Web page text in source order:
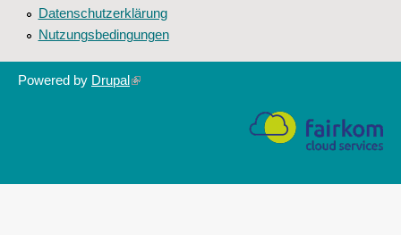
Datenschutzerklärung
Nutzungsbedingungen
Powered by Drupal(link